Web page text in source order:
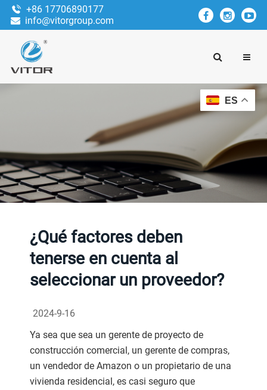
+86 17706890177
info@vitorgroup.com
¿Qué factores deben
tenerse en cuenta al
seleccionar un proveedor?
2024-9-16
Ya sea que sea un gerente de proyecto de
construcción comercial, un gerente de compras,
un vendedor de Amazon o un propietario de una
vivienda residencial, es casi seguro que
ES